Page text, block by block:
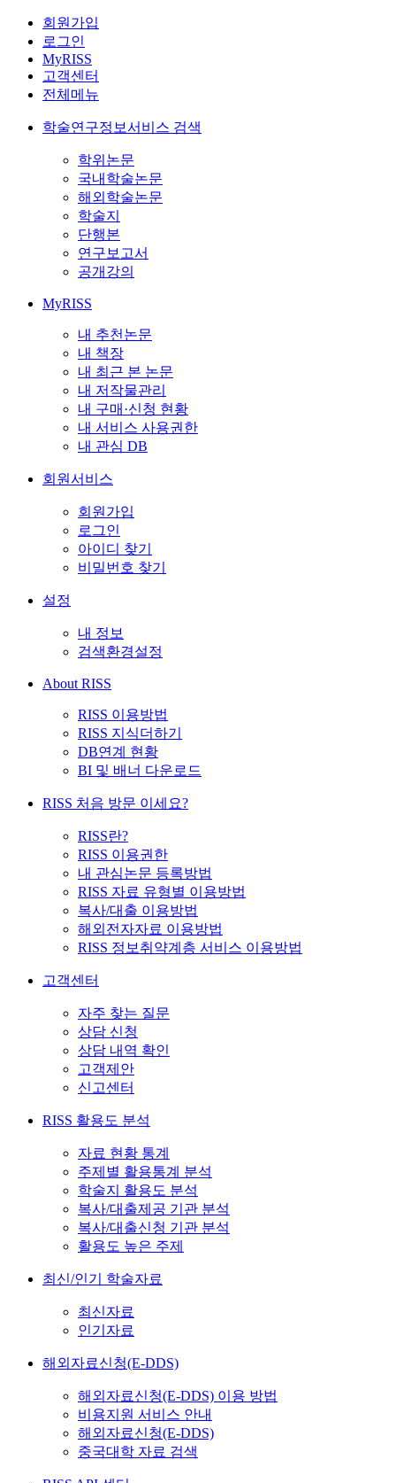
회원가입
로그인
MyRISS
고객센터
전체메뉴
학술연구정보서비스 검색
학위논문
국내학술논문
해외학술논문
학술지
단행본
연구보고서
공개강의
MyRISS
내 추천논문
내 책장
내 최근 본 논문
내 저작물관리
내 구매·신청 현황
내 서비스 사용권한
내 관심 DB
회원서비스
회원가입
로그인
아이디 찾기
비밀번호 찾기
설정
내 정보
검색환경설정
About RISS
RISS 이용방법
RISS 지식더하기
DB연계 현황
BI 및 배너 다운로드
RISS 처음 방문 이세요?
RISS란?
RISS 이용권한
내 관심논문 등록방법
RISS 자료 유형별 이용방법
복사/대출 이용방법
해외전자자료 이용방법
RISS 정보취약계층 서비스 이용방법
고객센터
자주 찾는 질문
상담 신청
상담 내역 확인
고객제안
신고센터
RISS 활용도 분석
자료 현황 통계
주제별 활용통계 분석
학술지 활용도 분석
복사/대출제공 기관 분석
복사/대출신청 기관 분석
활용도 높은 주제
최신/인기 학술자료
최신자료
인기자료
해외자료신청(E-DDS)
해외자료신청(E-DDS) 이용 방법
비용지원 서비스 안내
해외자료신청(E-DDS)
중국대학 자료 검색